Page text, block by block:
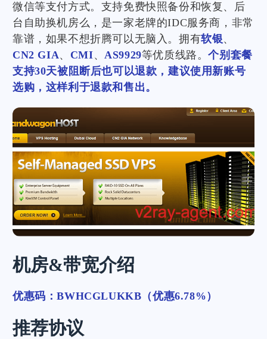
微信等支付方式。支持免费快照备份和恢复、后
台自助换机房么，是一家老牌的IDC服务商，非常
靠谱，如果不想折腾可以无脑入。拥有软银、
CN2 GIA、 CMI、AS9929等优质线路。个别套餐
支持30天被阻断后也可以退款，建议使用新账号
选购，这样利于退款和售出。
机房&带宽介绍
优惠码：BWHCGLUKKB（优惠6.78%）
推荐协议